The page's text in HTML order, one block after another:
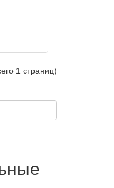
1 страниц)